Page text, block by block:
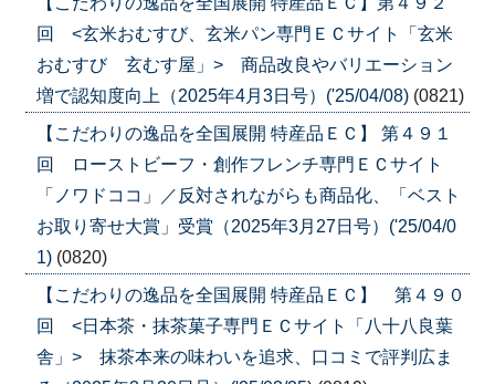
回 <玄米おむすび、玄米パン専門ＥＣサイト「玄米
おむすび 玄むす屋」> 商品改良やバリエーション
増で認知度向上（2025年4月3日号）('25/04/08) (0821)
【こだわりの逸品を全国展開 特産品ＥＣ】 第４９１
回 ローストビーフ・創作フレンチ専門ＥＣサイト
「ノワドココ」／反対されながらも商品化、「ベスト
お取り寄せ大賞」受賞（2025年3月27日号）('25/04/0
1) (0820)
【こだわりの逸品を全国展開 特産品ＥＣ】 第４９０
回 <日本茶・抹茶菓子専門ＥＣサイト「八十八良葉
舎」> 抹茶本来の味わいを追求、口コミで評判広ま